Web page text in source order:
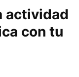
actividad
con tu